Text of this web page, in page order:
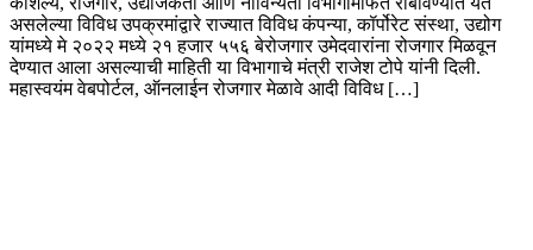
असलेल्या विविध उपक्रमांद्वारे राज्यात विविध कंपन्या, कॉर्पोरेट संस्था, उद्योग
यांमध्ये मे २०२२ मध्ये २१ हजार ५५६ बेरोजगार उमेदवारांना रोजगार मिळवून
देण्यात आला असल्याची माहिती या विभागाचे मंत्री राजेश टोपे यांनी दिली.
महास्वयंम वेबपोर्टल, ऑनलाईन रोजगार मेळावे आदी विविध […]